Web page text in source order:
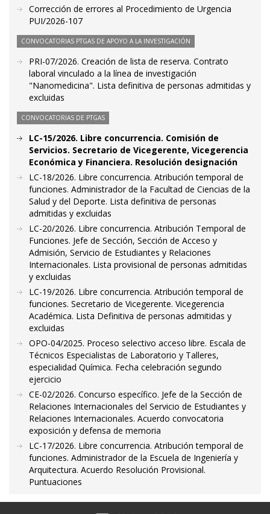
Corrección de errores al Procedimiento de Urgencia
PUI/2026-107
CONVOCATORIAS PTGAS DE APOYO A LA INVESTIGACIÓN
PRI-07/2026. Creación de lista de reserva. Contrato
laboral vinculado a la línea de investigación
"Nanomedicina". Lista definitiva de personas admitidas y
excluidas
CONVOCATORIAS DE PTGAS
LC-15/2026. Libre concurrencia. Comisión de
Servicios. Secretario de Vicegerente, Vicegerencia
Económica y Financiera. Resolución designación
LC-18/2026. Libre concurrencia. Atribución temporal de
funciones. Administrador de la Facultad de Ciencias de la
Salud y del Deporte. Lista definitiva de personas
admitidas y excluidas
LC-20/2026. Libre concurrencia. Atribución Temporal de
Funciones. Jefe de Sección, Sección de Acceso y
Admisión, Servicio de Estudiantes y Relaciones
Internacionales. Lista provisional de personas admitidas
y excluidas
LC-19/2026. Libre concurrencia. Atribución temporal de
funciones. Secretario de Vicegerente. Vicegerencia
Académica. Lista Definitiva de personas admitidas y
excluidas
OPO-04/2025. Proceso selectivo acceso libre. Escala de
Técnicos Especialistas de Laboratorio y Talleres,
especialidad Química. Fecha celebración segundo
ejercicio
CE-02/2026. Concurso específico. Jefe de la Sección de
Relaciones Internacionales del Servicio de Estudiantes y
Relaciones Internacionales. Acuerdo convocatoria
exposición y defensa de memoria
LC-17/2026. Libre concurrencia. Atribución temporal de
funciones. Administrador de la Escuela de Ingeniería y
Arquitectura. Acuerdo Resolución Provisional.
Puntuaciones